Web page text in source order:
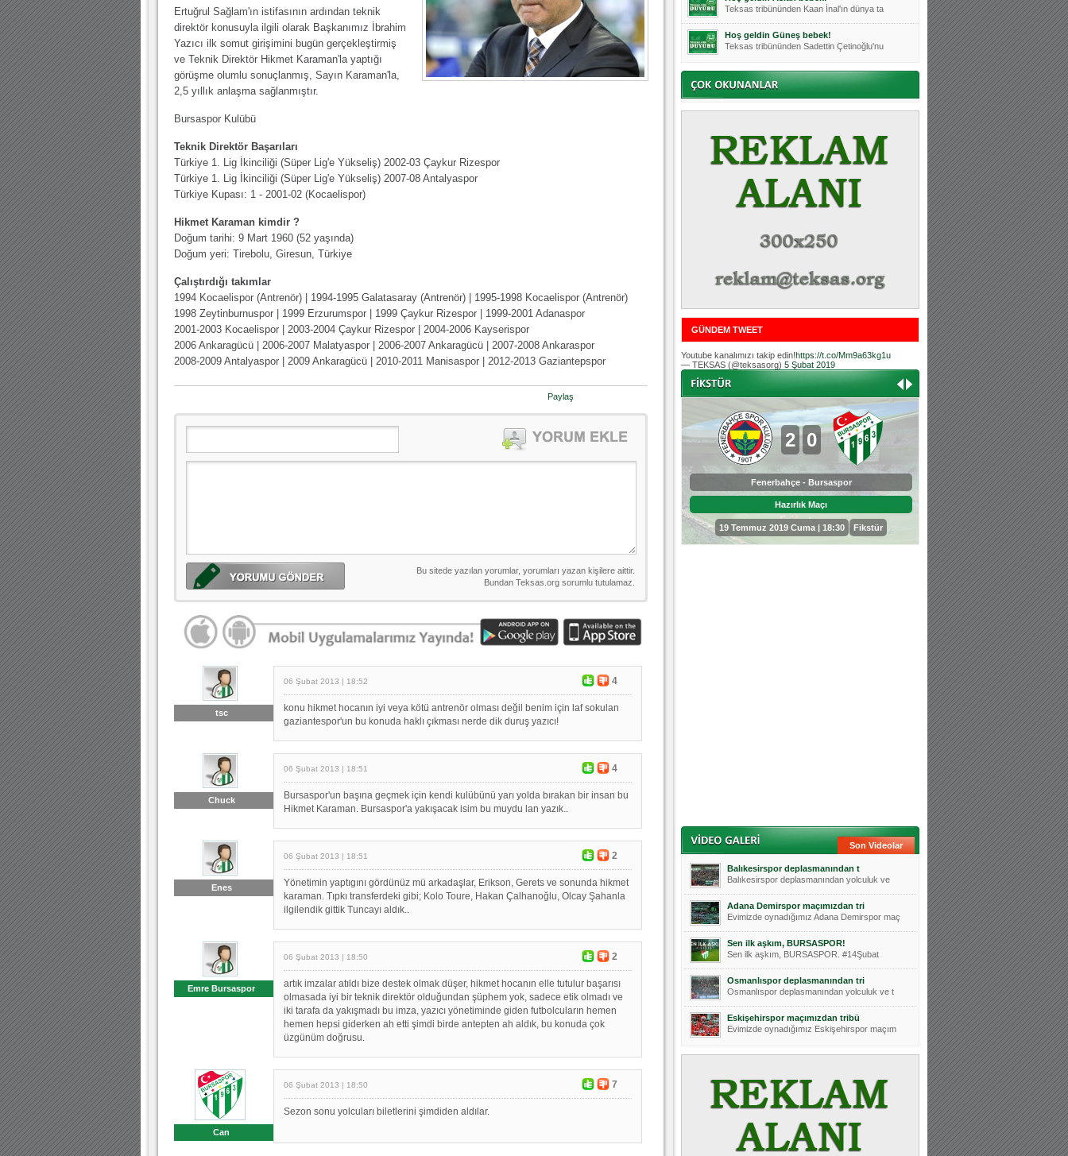
10.04.2023 14:44 |Hoş geldin Göktuğ Bebek!
Hoş geldin Kadir Kağan Bebek!
11.11.2025 14:13 |Hoş geldin Ertuğrul Bebek!
12.10.2025 17:30 |MUTLULUKLAR SİNAN SILACI
16.07.2024 14:32 | Hoş geldin Kerem Bebek!
03.01.2024 19:09 |Hoş geldin Güneş bebek!
Ertuğrul Sağlam'ın istifasının ardından teknik
direktör konusuyla ilgili olarak Başkanımız İbrahim
Yazıcı ilk somut girişimini bugün gerçekleştirmiş
ve Teknik Direktör Hikmet Karaman'la yaptığı
görüşme olumlu sonuçlanmış, Sayın Karaman'la,
2,5 yıllık anlaşma sağlanmıştır.
Bursaspor Kulübü
Teknik Direktör Başarıları
Türkiye 1. Lig İkinciliği (Süper Lig'e Yükseliş) 2002-03 Çaykur Rizespor
Türkiye 1. Lig İkinciliği (Süper Lig'e Yükseliş) 2007-08 Antalyaspor
Türkiye Kupası: 1 - 2001-02 (Kocaelispor)
Hikmet Karaman kimdir ?
Doğum tarihi: 9 Mart 1960 (52 yaşında)
Doğum yeri: Tirebolu, Giresun, Türkiye
Çalıştırdığı takımlar
1994 Kocaelispor (Antrenör) | 1994-1995 Galatasaray (Antrenör) | 1995-1998 Kocaelispor (Antrenör)
1998 Zeytinburnuspor | 1999 Erzurumspor | 1999 Çaykur Rizespor | 1999-2001 Adanaspor
2001-2003 Kocaelispor | 2003-2004 Çaykur Rizespor | 2004-2006 Kayserispor
2006 Ankaragücü | 2006-2007 Malatyaspor | 2006-2007 Ankaragücü | 2007-2008 Ankaraspor
2008-2009 Antalyaspor | 2009 Ankaragücü | 2010-2011 Manisaspor | 2012-2013 Gaziantepspor
Paylaş
tsc
06 Şubat 2013 | 18:52 4
konu hikmet hocanın iyi veya kötü antrenör olması değil benim için laf sokulan
gaziantespor'un bu konuda haklı çıkması nerde dik duruş yazıcı!
Chuck
06 Şubat 2013 | 18:51 4
Bursaspor'un başına geçmek için kendi kulübünü yarı yolda bırakan bir insan bu
Hikmet Karaman. Bursaspor'a yakışacak isim bu muydu lan yazık..
Enes
06 Şubat 2013 | 18:51 2
Yönetimin yaptıgını gördünüz mü arkadaşlar, Erikson, Gerets ve sonunda hikmet
karaman. Tıpkı transferdeki gibi; Kolo Toure, Hakan Çalhanoğlu, Olcay Şahanla
ilgilendik gittik Tuncayı aldık..
Emre Bursaspor
06 Şubat 2013 | 18:50 2
artık imzalar atıldı bize destek olmak düşer, hikmet hocanın elle tutulur başarısı
olmasada iyi bir teknik direktör olduğundan şüphem yok, sadece etik olmadı ve
iki tarafa da yakışmadı bu imza, yazıcı yönetiminde giden futbolcuların hemen
hemen hepsi giderken ah etti şimdi birde antepten ah aldık, bu konuda çok
üzgünüm doğrusu.
Can
06 Şubat 2013 | 18:50 7
Sezon sonu yolcuları biletlerini şimdiden aldılar.
Teksas tribününden Kaan İnal'ın dünya ta
Hoş geldin Güneş bebek!
Teksas tribününden Sadettin Çetinoğlu'nu
Mutluluklar Ceyhun Tetik
Teksas tribünlerinin sevilen isimlerinde
Bursasporumuzun önü açılsın is
Hoş geldin Alaz Bebek!
Teksas.org sistem yöneticisi, ekibimizin
Hoş geldin Göktuğ Bebek!
Teksas.org ekibimizden ve tribünlerimizi
Teksas tribünlerinden Basri İleri'nin dü
Hoş geldin Kerem Bebek!
Tribünlerimizden Mesut Ulusoy'un (Duka)
Hoş geldin Aslan bebek!
Teksas tribününden Kaan İnal'ın dünya ta
Hoş geldin Güneş bebek!
Teksas tribününden Sadettin Çetinoğlu'nu
GÜNDEM TWEET
Youtube kanalımızı takip edin!https://t.co/Mm9a63kg1u
— TEKSAS (@teksasorg) 5 Şubat 2019
- - 2 0
Fenerbahçe - Bursaspor
Hazırlık Maçı
19 Temmuz 2019 Cuma | 18:30 Fikstür
0 3
Bursaspor - Sepahan
Hazırlık Maçı
25 Temmuz 2019 Perşembe |
Son Videolar
Balıkesirspor deplasmanından t
Balıkesirspor deplasmanından yolculuk ve
Adana Demirspor maçımızdan tri
Evimizde oynadığımız Adana Demirspor maç
Sen ilk aşkım, BURSASPOR!
Sen ilk aşkım, BURSASPOR. #14Şubat
Osmanlıspor deplasmanından tri
Osmanlıspor deplasmanından yolculuk ve t
Eskişehirspor maçımızdan tribü
Evimizde oynadığımız Eskişehirspor maçım